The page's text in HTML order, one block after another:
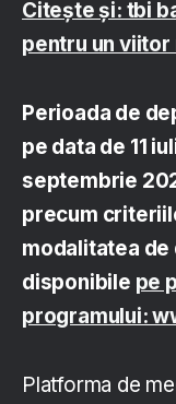
Citește și: tbi
pentru un viitor
Perioada de
pe data de 11
septembrie
precum
modalitatea
disponibile pe
programului:
Platforma de